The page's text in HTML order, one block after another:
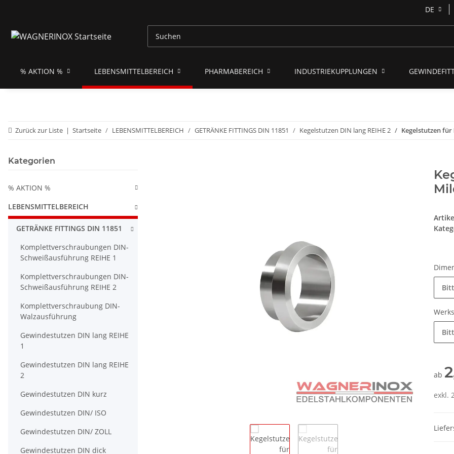
DE
% AKTION % LEBENSMITTELBEREICH PHARMABEREICH INDUSTRIEKUPPLUNGEN
Zurück zur Liste Startseite LEBENSMITTELBEREICH GETRÄNKE FITTINGS DIN 11851 Kegelstutzen DIN lang REIHE 2 Kegelstutzen
ab
exkl.
Kategorien
% AKTION %
LEBENSMITTELBEREICH
GETRÄNKE FITTINGS DIN 11851
Komplettverschraubungen DIN-
Schweißausführung REIHE 1
Komplettverschraubungen DIN-
Schweißausführung REIHE 2
Komplettverschraubung DIN-
Walzausführung
Gewindestutzen DIN lang REIHE
1
Gewindestutzen DIN lang REIHE
2
Gewindestutzen DIN kurz
Gewindestutzen DIN/ ISO
Gewindestutzen DIN/ ZOLL
Gewindestutzen DIN dick